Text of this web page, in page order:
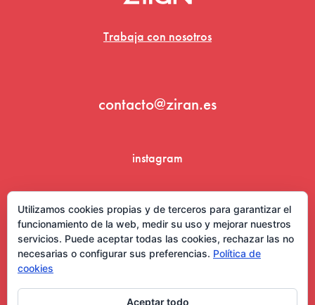
Trabaja con nosotros
contacto@ziran.es
instagram
Utilizamos cookies propias y de terceros para garantizar el
funcionamiento de la web, medir su uso y mejorar nuestros
servicios. Puede aceptar todas las cookies, rechazar las no
necesarias o configurar sus preferencias. Política de
cookies
Aceptar todo